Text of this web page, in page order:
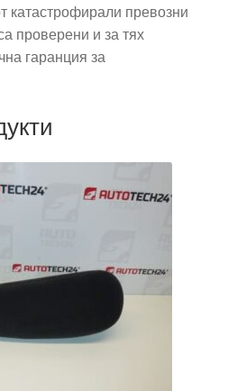
катастрофирали превозни
проверени и за тях
гаранция за